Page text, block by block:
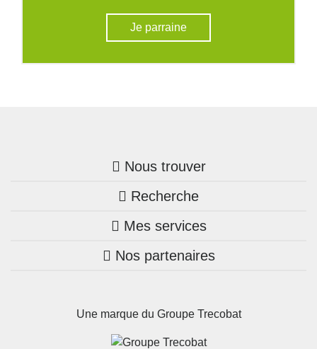
Je parraine
Nous trouver
Trouver une agence
Bretagne
Pays de la Loire
Occitanie
Recherche
Nos annonces
Maison + terrain
Mes services
Mon compte Trecobois
Parrainez un proche!
Nos partenaires
Une marque du Groupe Trecobat